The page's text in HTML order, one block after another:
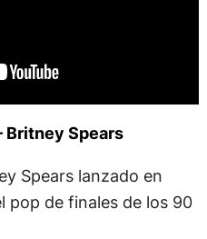
Britney Spears
Spears lanzado en
pop de finales de los 90